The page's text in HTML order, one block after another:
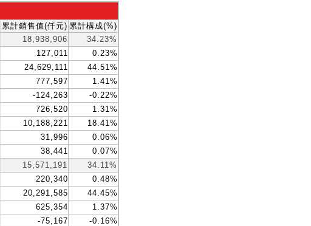
累計銷售值(仟元) 累計構成(%)
18,938,906
34.23%
127,011
0.23%
24,629,111
44.51%
777,597
1.41%
-124,263
-0.22%
726,520
1.31%
10,188,221
18.41%
31,996
0.06%
38,441
0.07%
15,571,191
34.11%
220,340
0.48%
20,291,585
44.45%
625,354
1.37%
-75,167
-0.16%